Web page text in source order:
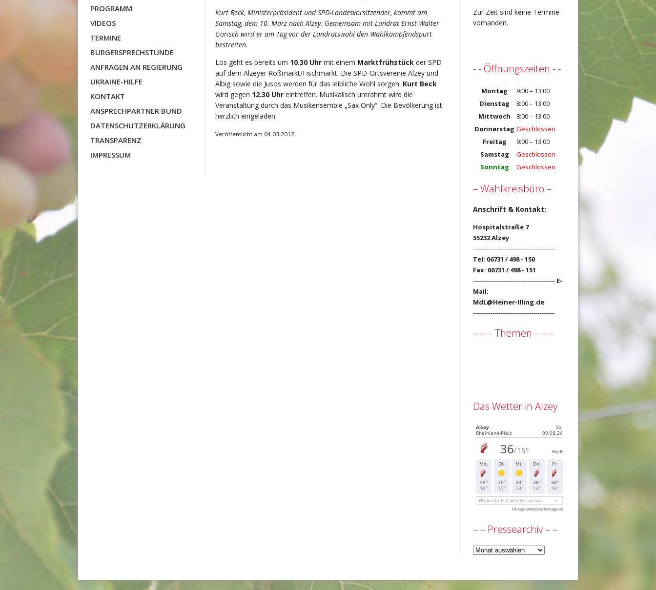
PROGRAMM
VIDEOS
TERMINE
BÜRGERSPRECHSTUNDE
ANFRAGEN AN REGIERUNG
UKRAINE-HILFE
KONTAKT
ANSPRECHPARTNER BUND
DATENSCHUTZERKLÄRUNG
TRANSPARENZ
IMPRESSUM
Kurt Beck, Ministerpräsident und SPD-Landesvorsitzender, kommt am
Samstag, dem 10. März nach Alzey. Gemeinsam mit Landrat Ernst Walter
Görisch wird er am Tag vor der Landratswahl den Wahlkampfendspurt
bestreiten.
Los geht es bereits um 10.30 Uhr mit einem Marktfrühstück der SPD
auf dem Alzeyer Roßmarkt/Fischmarkt. Die SPD-Ortsvereine Alzey und
Albig sowie die Jusos werden für das leibliche Wohl sorgen. Kurt Beck
wird gegen 12.30 Uhr eintreffen. Musikalisch umrahmt wird die
Veranstaltung durch das Musikensemble „Sax Only“. Die Bevölkerung ist
herzlich eingeladen.
Veröffentlicht am 04.03.2012.
Zur Zeit sind keine Termine
vorhanden.
- - Öffnungszeiten - -
Montag
9:00 – 13:00
Dienstag
8:00 – 13:00
Mittwoch
8:00 – 13:00
Donnerstag Geschlossen
Freitag
9:00 – 13:00
Samstag
Geschlossen
Sonntag
Geschlossen
– Wahlkreisbüro –
Anschrift & Kontakt:
Hospitalstraße 7
55232 Alzey
------------------------------------------
Tel: 06731 / 498 - 150
Fax: 06731 / 498 - 151
------------------------------------------ E-
Mail:
MdL@Heiner-Illing.de
------------------------------------------
– – – Themen – – –
Das Wetter in Alzey
– – Pressearchiv – –
–